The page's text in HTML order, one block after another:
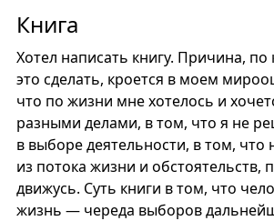
Книга
Хотел написать книгу. Причина, по
это сделать, кроется в моем
что по жизни мне хотелось и
разными делами, в том, что я не
в выборе деятельности, в том, что
из потока жизни и обстоятельств,
движусь. Суть книги в том, что
жизнь — череда выборов